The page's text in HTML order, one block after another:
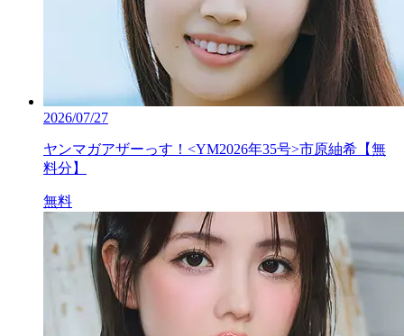
2026/07/27
ヤンマガアザーっす！<YM2026年35号>市原紬希【無
料分】
無料